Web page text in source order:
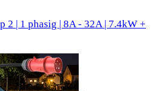
2 | 1 phasig | 8A - 32A | 7.4kW +